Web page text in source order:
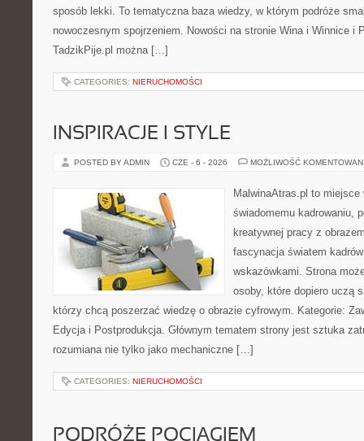
sposób lekki. To tematyczna baza wiedzy, w którym podróże
nowoczesnym spojrzeniem. Nowości na stronie Wina i Winnice i
TadzikPije.pl można […]
CATEGORIES: NIERUCHOMOŚCI
INSPIRACJE I STYLE
POSTED BY ADMIN CZE - 6 - 2026 MOŻLIWOŚĆ
MalwinaAtras.pl to
świadomemu kadrowaniu,
kreatywnej pracy z
fascynacja światem
wskazówkami. Strona
osoby, które dopiero uczą
którzy chcą poszerzać wiedzę o obrazie cyfrowym. Kategorie:
Edycja i Postprodukcja. Głównym tematem strony jest sztuka
rozumiana nie tylko jako mechaniczne […]
CATEGORIES: NIERUCHOMOŚCI
PODRÓŻE POCIĄGIEM